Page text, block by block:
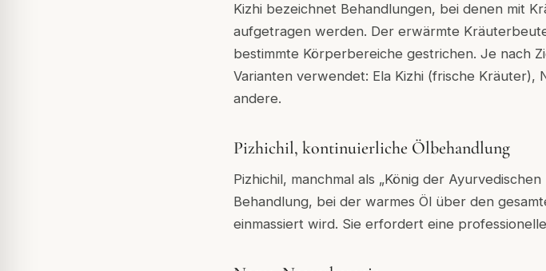
Kizhi bezeichnet Behandlungen, bei denen mit
aufgetragen werden. Der erwärmte
bestimmte Körperbereiche gestrichen. Je nach
Varianten verwendet: Ela Kizhi (frische Kräuter),
andere.
Pizhichil, kontinuierliche Ölbehandlung
Pizhichil, manchmal als „König der
Behandlung, bei der warmes Öl über den
einmassiert wird. Sie erfordert eine